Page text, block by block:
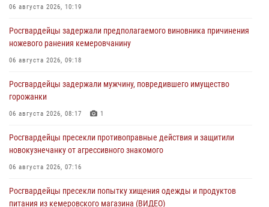
06 августа 2026, 10:19
Росгвардейцы задержали предполагаемого виновника причинения
ножевого ранения кемеровчанину
06 августа 2026, 09:18
Росгвардейцы задержали мужчину, повредившего имущество
горожанки
06 августа 2026, 08:17 1
Росгвардейцы пресекли противоправные действия и защитили
новокузнечанку от агрессивного знакомого
06 августа 2026, 07:16
Росгвардейцы пресекли попытку хищения одежды и продуктов
питания из кемеровского магазина (ВИДЕО)